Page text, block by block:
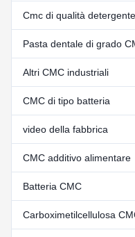
Cmc di qualità detergente
Pasta dentale di grado
Altri CMC industriali
CMC di tipo batteria
video della fabbrica
CMC additivo alimentare
Batteria CMC
Carboximetilcellulosa